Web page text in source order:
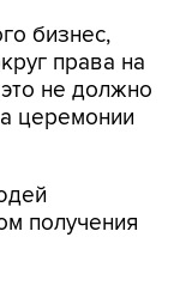
бизнес,
права на
не должно
церемонии
получения